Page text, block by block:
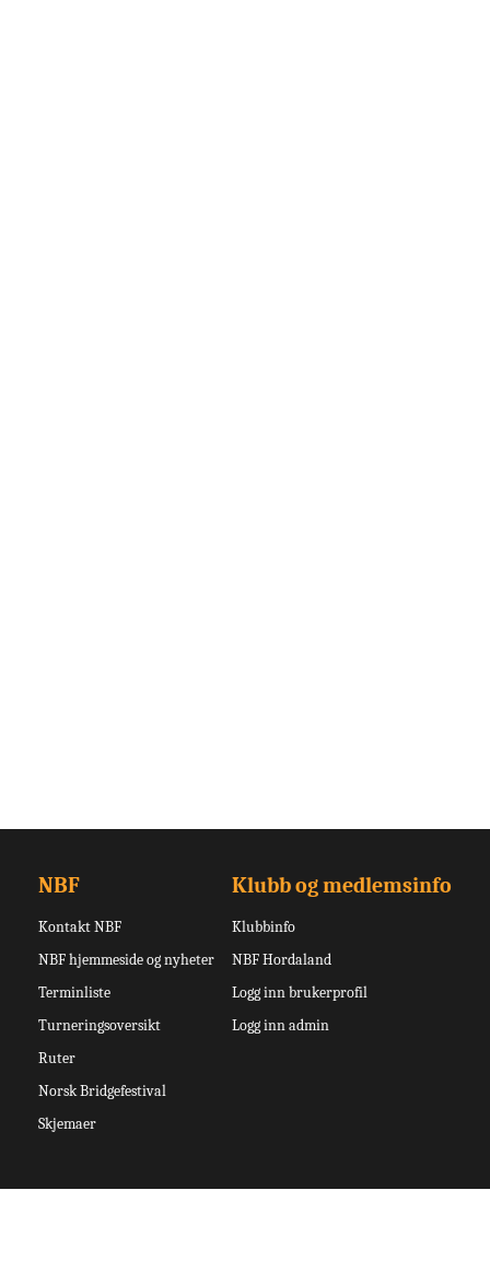
NBF
Kontakt NBF
NBF hjemmeside og nyheter
Terminliste
Turneringsoversikt
Ruter
Norsk Bridgefestival
Skjemaer
Klubb og medlemsinfo
Klubbinfo
NBF Hordaland
Logg inn brukerprofil
Logg inn admin